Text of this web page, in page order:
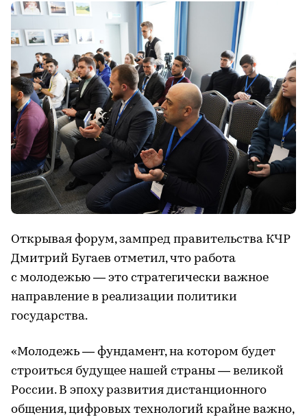
Открывая форум, зампред правительства КЧР
Дмитрий Бугаев отметил, что работа
с молодежью — это стратегически важное
направление в реализации политики
государства.
«Молодежь — фундамент, на котором будет
строиться будущее нашей страны — великой
России. В эпоху развития дистанционного
общения, цифровых технологий крайне важно,